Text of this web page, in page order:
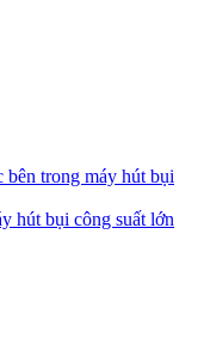
bên trong máy hút bụi
hút bụi công suất lớn